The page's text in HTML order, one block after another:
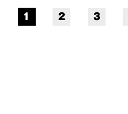
1 2 3